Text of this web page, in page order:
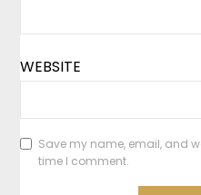
WEBSITE
Save my name, email, and
time I comment.